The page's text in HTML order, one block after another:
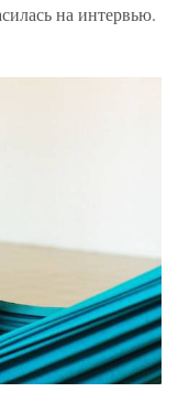
на интервью.